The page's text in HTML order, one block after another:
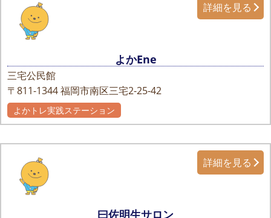
よかEne
三宅公民館
〒811-1344福岡市南区三宅2-25-42
詳細を見る
よかトレ実践ステーション
曰佐明生サロン
詳細を見る